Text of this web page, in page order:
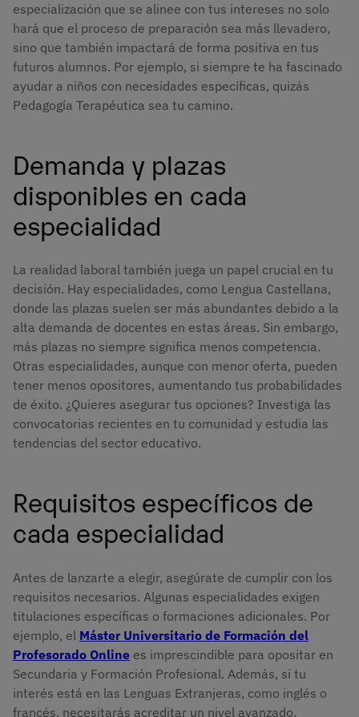
especialización que se alinee con tus intereses no solo
hará que el proceso de preparación sea más llevadero,
sino que también impactará de forma positiva en tus
futuros alumnos. Por ejemplo, si siempre te ha fascinado
ayudar a niños con necesidades específicas, quizás
Pedagogía Terapéutica sea tu camino.
Demanda y plazas
disponibles en cada
especialidad
La realidad laboral también juega un papel crucial en tu
decisión. Hay especialidades, como Lengua Castellana,
donde las plazas suelen ser más abundantes debido a la
alta demanda de docentes en estas áreas. Sin embargo,
más plazas no siempre significa menos competencia.
Otras especialidades, aunque con menor oferta, pueden
tener menos opositores, aumentando tus probabilidades
de éxito. ¿Quieres asegurar tus opciones? Investiga las
convocatorias recientes en tu comunidad y estudia las
tendencias del sector educativo.
Requisitos específicos de
cada especialidad
Antes de lanzarte a elegir, asegúrate de cumplir con los
requisitos necesarios. Algunas especialidades exigen
titulaciones específicas o formaciones adicionales. Por
ejemplo, el Máster Universitario de Formación del
Profesorado Online es imprescindible para opositar en
Secundaria y Formación Profesional. Además, si tu
interés está en las Lenguas Extranjeras, como inglés o
francés, necesitarás acreditar un nivel avanzado.